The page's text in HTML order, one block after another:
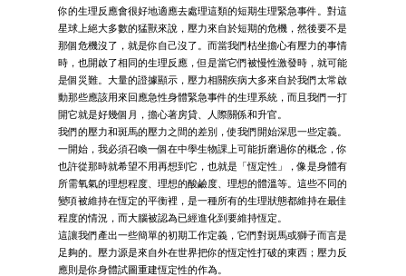
你的生理反應會很好地適應去處理這類的短期生理緊急事件。對這
星球上絕大多數的猛獸來說，壓力來自於短期的危機，然後要不是
那個危機沒了，就是你自己沒了。而當我們枯坐擔心有壓力的事情
時，也開啟了相同的生理反應，但是當它們被慢性激發時，就可能
是個災難。大量的證據顯示，壓力相關疾病大多來自於我們太常啟
動那些應該用來回應急性身體緊急事件的生理系統，而且我們一打
開它就是好幾個月，擔心著房貸、人際關係和升官。
我們的壓力和斑馬的壓力之間的差別，使我們開始深思一些定義。
一開始，我必須召喚一個在中學生物課上可能折磨過你的概念，你
也許從那時就希望不用再想到它，也就是「恆定性」，像是身體有
所需氧氣的理想程度、理想的酸鹼度、理想的體溫等。這些不同的
變項被維持在恆定的平衡裡，是一種所有的生理狀態都維持在最佳
程度的情況，而大腦被認為已經進化到要維持恆定。
這讓我們產出一些簡單的初期工作定義，它們對斑馬或獅子而言是
足夠的。壓力源是來自外在世界把你的恆定性打破的東西；壓力反
應則是你身體試圖重建恆定性的作為。